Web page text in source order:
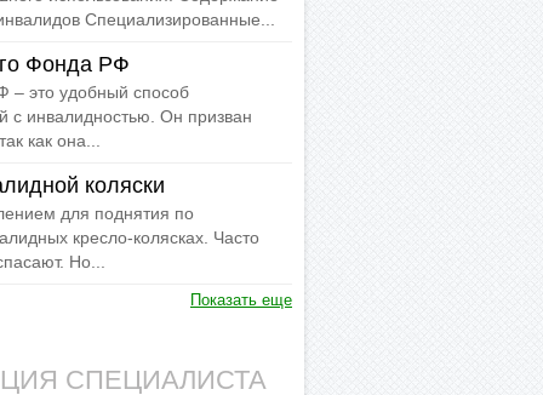
Специализированные...
Фонда РФ
– это удобный способ
с инвалидностью. Он призван
как она...
коляски
для поднятия по
кресло-колясках. Часто
Но...
Показать еще
СПЕЦИАЛИСТА